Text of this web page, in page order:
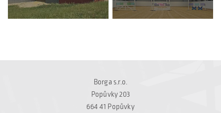
Borga s.r.o.
Popůvky 203
664 41 Popůvky